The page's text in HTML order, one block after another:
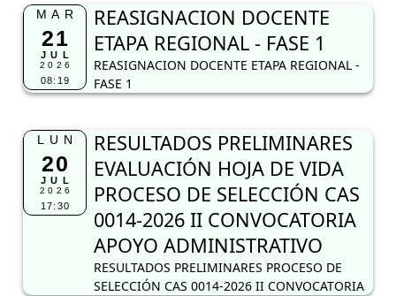
MAR
21
JUL
2026
08:19
REASIGNACION DOCENTE
ETAPA REGIONAL - FASE 1
REASIGNACION DOCENTE ETAPA REGIONAL -
FASE 1
LUN
20
JUL
2026
17:30
RESULTADOS PRELIMINARES
EVALUACIÓN HOJA DE VIDA
PROCESO DE SELECCIÓN CAS
0014-2026 II CONVOCATORIA
APOYO ADMINISTRATIVO
RESULTADOS PRELIMINARES PROCESO DE
SELECCIÓN CAS 0014-2026 II CONVOCATORIA